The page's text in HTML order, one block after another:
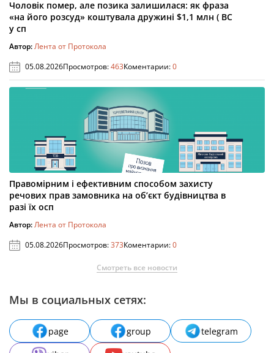
Чоловік помер, але позика залишилася: як фраза
«на його розсуд» коштувала дружині $1,1 млн ( ВС
у сп
Автор:Лента от Протокола
05.08.2026Просмотров:463Коментарии:0
Правомірним і ефективним способом захисту
речових прав замовника на об’єкт будівництва в
разі їх осп
Автор:Лента от Протокола
05.08.2026Просмотров:373Коментарии:0
Смотреть все новости
Мы в социальных сетях:
page group
telegram